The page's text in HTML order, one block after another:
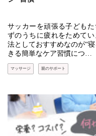
サッカーを頑張る子ども
ずのうちに疲れをためて
法としておすすめなのが“
きる簡単なケア習慣につ…
マッサージ 親のサポート